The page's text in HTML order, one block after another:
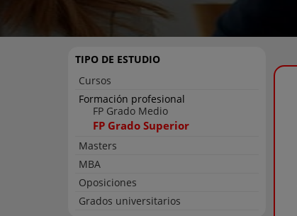
TIPO DE ESTUDIO
Cursos
Formación profesional
FP Grado Medio
FP Grado Superior
Masters
MBA
Oposiciones
Grados universitarios